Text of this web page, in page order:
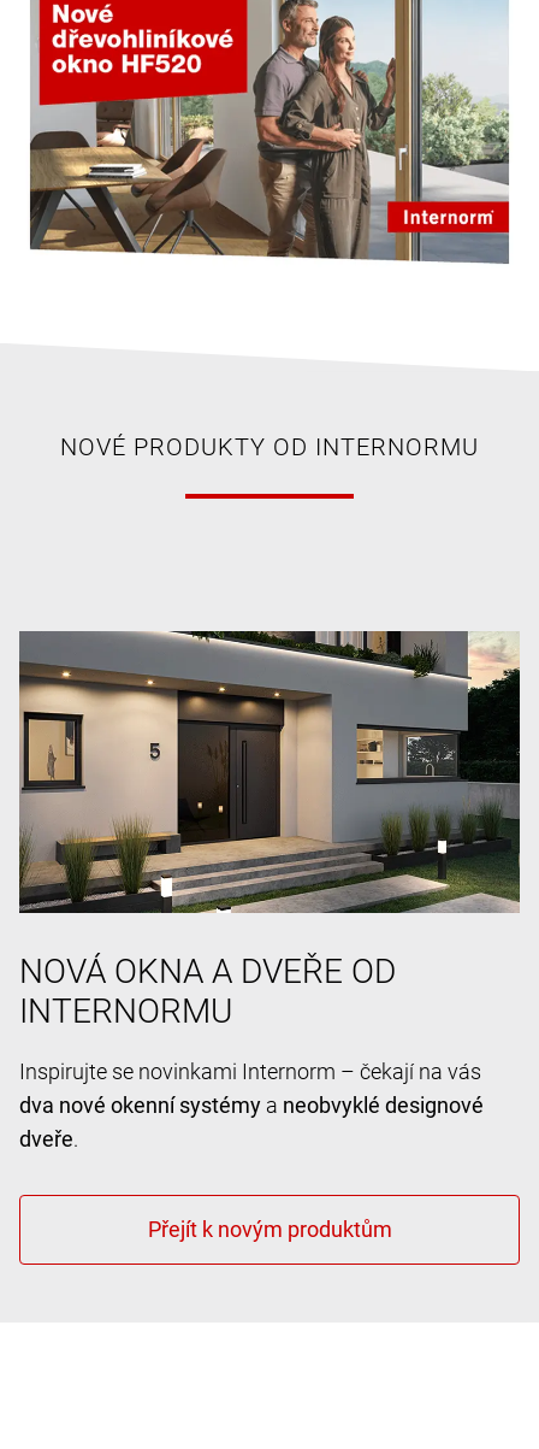
NOVÉ PRODUKTY OD INTERNORMU
NOVÁ OKNA A DVEŘE OD
INTERNORMU
Inspirujte se novinkami Internorm – čekají na vás
dva nové okenní systémy a neobvyklé designové
dveře.